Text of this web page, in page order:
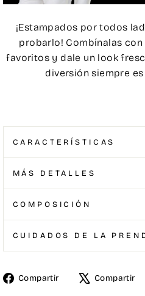
¡Estampados por todos
probarlo! Combínalas
favoritos y dale un look
diversión siempre
CARACTERÍSTICAS
MÁS DETALLES
COMPOSICIÓN
CUIDADOS DE LA
Compartir Compartir